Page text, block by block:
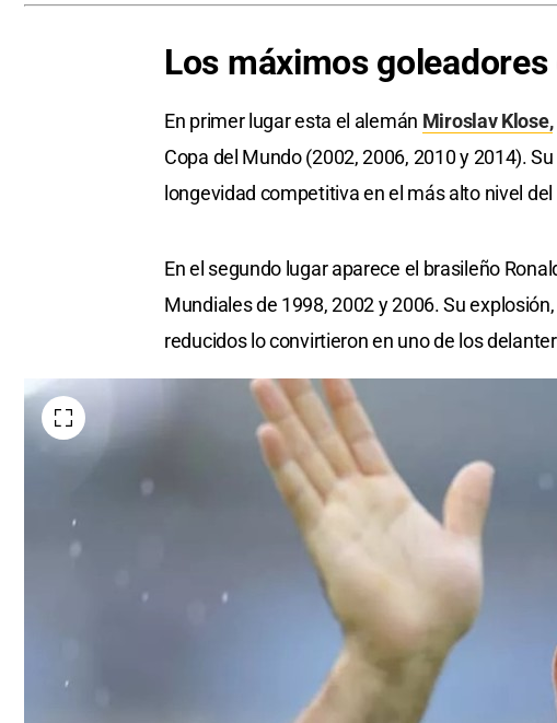
Los máximos
En primer lugar esta el alemán Miroslav Klose,
Copa del Mundo (2002, 2006, 2010 y 2014).
longevidad competitiva en el más alto nivel
En el segundo lugar aparece el brasileño
Mundiales de 1998, 2002 y 2006. Su
reducidos lo convirtieron en uno de los